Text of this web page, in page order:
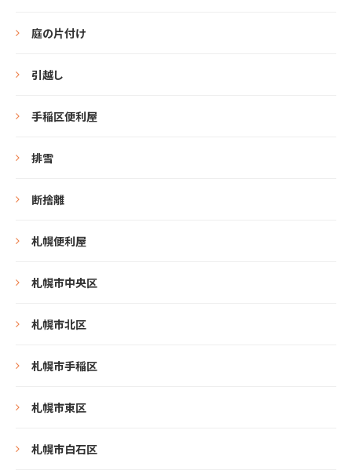
庭の片付け
引越し
手稲区便利屋
排雪
断捨離
札幌便利屋
札幌市中央区
札幌市北区
札幌市手稲区
札幌市東区
札幌市白石区